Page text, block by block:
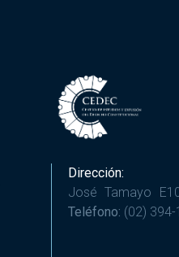
Dirección:
José Tamayo
Teléfono: (02) 394-